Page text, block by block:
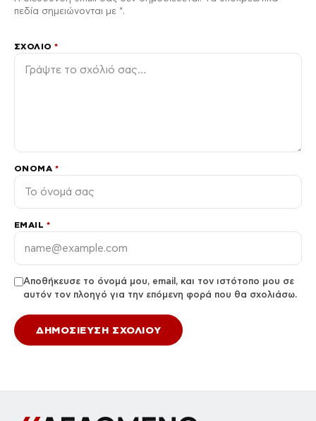
πεδία σημειώνονται με *.
ΣΧΌΛΙΟ*
ΌΝΟΜΑ *
EMAIL *
Αποθήκευσε το όνομά μου, email, και τον ιστότοπο μου σε
αυτόν τον πλοηγό για την επόμενη φορά που θα σχολιάσω.